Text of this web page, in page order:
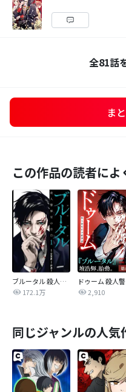
全81話
ま
この作品の読者に
ブルータル 殺人警察官の告白
172.1万
2,910
同じジャンルの人気